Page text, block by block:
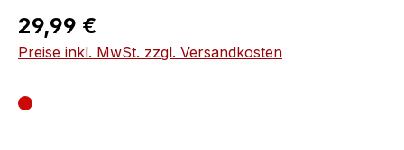
Regulärer Preis:
29,99 €
Preise inkl. MwSt. zzgl. Versandkosten